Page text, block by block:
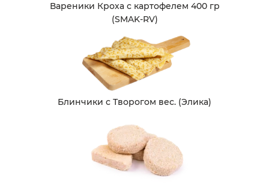
Вареники Кроха с картофелем 400 гр
(SMAK-RV)
Блинчики с Творогом вес. (Элика)